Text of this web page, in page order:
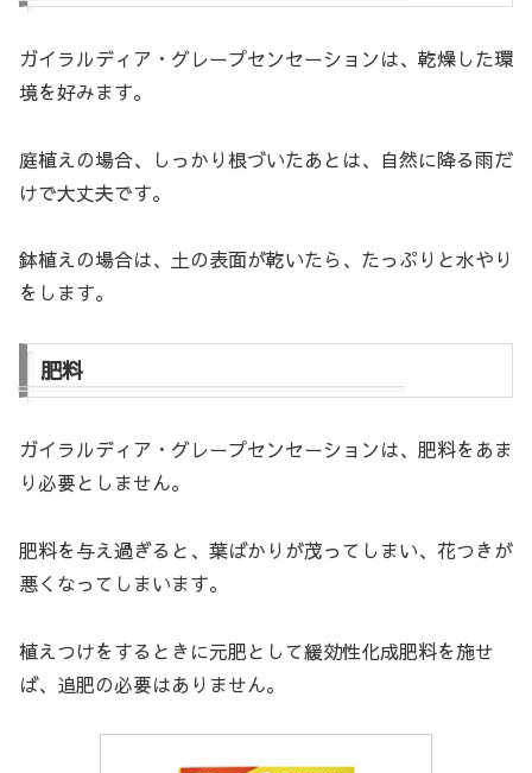
ガイラルディア・グレープセンセーションは、乾燥した環
境を好みます。
庭植えの場合、しっかり根づいたあとは、自然に降る雨だ
けで大丈夫です。
鉢植えの場合は、土の表面が乾いたら、たっぷりと水やり
をします。
肥料
ガイラルディア・グレープセンセーションは、肥料をあま
り必要としません。
肥料を与え過ぎると、葉ばかりが茂ってしまい、花つきが
悪くなってしまいます。
植えつけをするときに元肥として緩効性化成肥料を施せ
ば、追肥の必要はありません。